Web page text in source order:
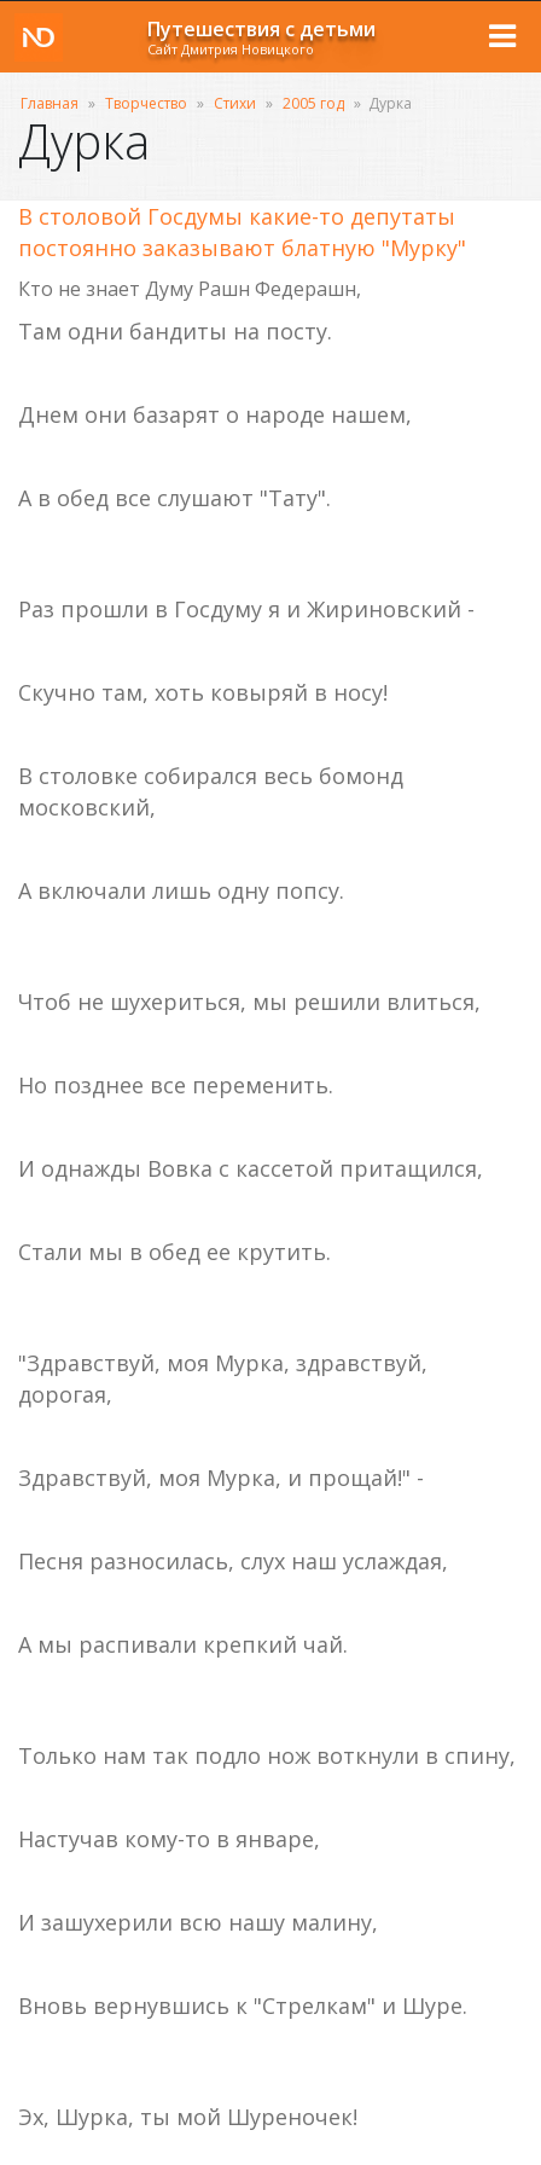
Путешествия с детьми
Сайт Дмитрия Новицкого
Главная » Творчество » Стихи » 2005 год » Дурка
Дурка
В столовой Госдумы какие-то депутаты
постоянно заказывают блатную "Мурку"
Кто не знает Думу Рашн Федерашн,
Там одни бандиты на посту.
Днем они базарят о народе нашем,
А в обед все слушают "Тату".
Раз прошли в Госдуму я и Жириновский -
Скучно там, хоть ковыряй в носу!
В столовке собирался весь бомонд
московский,
А включали лишь одну попсу.
Чтоб не шухериться, мы решили влиться,
Но позднее все переменить.
И однажды Вовка с кассетой притащился,
Стали мы в обед ее крутить.
"Здравствуй, моя Мурка, здравствуй,
дорогая,
Здравствуй, моя Мурка, и прощай!" -
Песня разносилась, слух наш услаждая,
А мы распивали крепкий чай.
Только нам так подло нож воткнули в спину,
Настучав кому-то в январе,
И зашухерили всю нашу малину,
Вновь вернувшись к "Стрелкам" и Шуре.
Эх, Шурка, ты мой Шуреночек!